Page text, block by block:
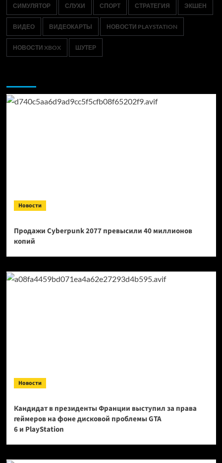
СИМУЛЯТОР СЛУХИ СПОРТ СТРАТЕГИЯ ЭКШЕН
ВИДЕО ВИДЕОКАРТЫ НОВОСТИ PLAYSTATION
НОВОСТИ XBOX ШУТЕР
Новости
Продажи Cyberpunk 2077 превысили 40 миллионов
копий
Новости
Кандидат в президенты Франции выступил за права
геймеров на фоне дисковой проблемы GTA
6 и PlayStation